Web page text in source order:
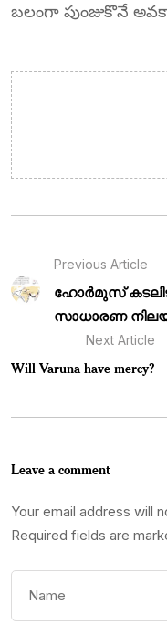
బలంగా పుంజుకొనే
Previous Article
ഹോർമുസ്
സാധാരണ
Next Article
Will Varuna have mercy?
Leave a comment
Your email address will
Required fields are